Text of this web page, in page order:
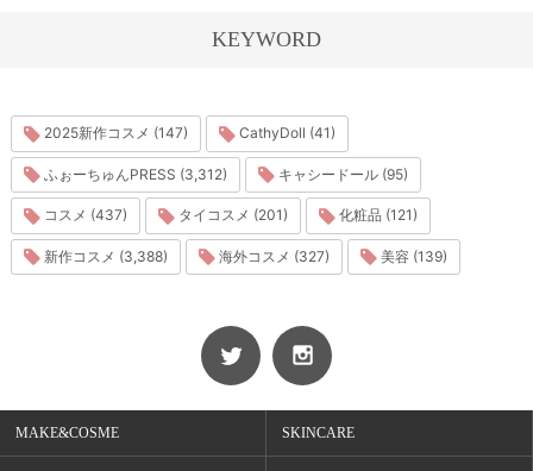
KEYWORD
2025新作コスメ (147) CathyDoll (41)
ふぉーちゅんPRESS (3,312) キャシードール (95)
コスメ (437) タイコスメ (201) 化粧品 (121)
新作コスメ (3,388) 海外コスメ (327) 美容 (139)
MAKE&COSME SKINCARE